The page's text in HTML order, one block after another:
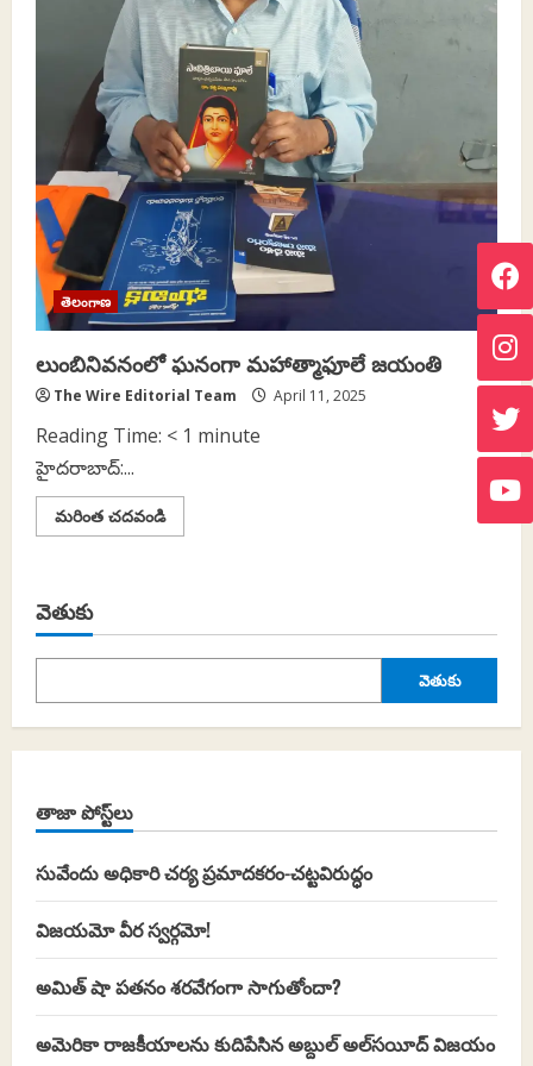
తెలంగాణ
లుంబినివనంలో ఘనంగా మహాత్మాఫూలే జయంతి
The Wire Editorial Team April 11, 2025
Reading Time: < 1 minute
హైదరాబాద్‌:...
మరింత చదవండిRead
more
వెతుకు
వెతుకు
తాజా పోస్ట్‌లు
సువేందు అధికారి చర్య ప్రమాదకరం-చట్టవిరుద్ధం
విజయమో వీర స్వర్గమో!
అమిత్ షా పతనం శరవేగంగా సాగుతోందా?
అమెరికా రాజకీయాలను కుదిపేసిన అబ్దుల్ అల్‌సయీద్ విజయం